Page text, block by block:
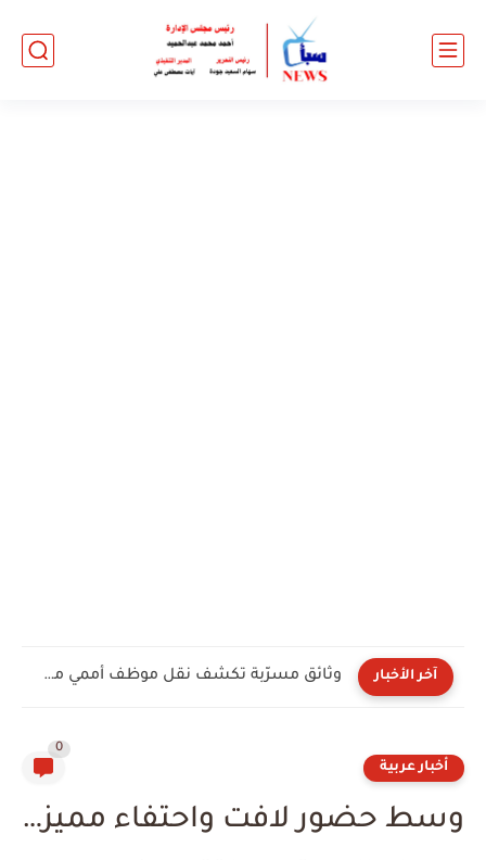
آخر الأخبار وثائق مسرّبة تكشف نقل موظف أممي معلومات داخلية إلى...
أخبار عربية
0
وسط حضور لافت واحتفاء مميز…